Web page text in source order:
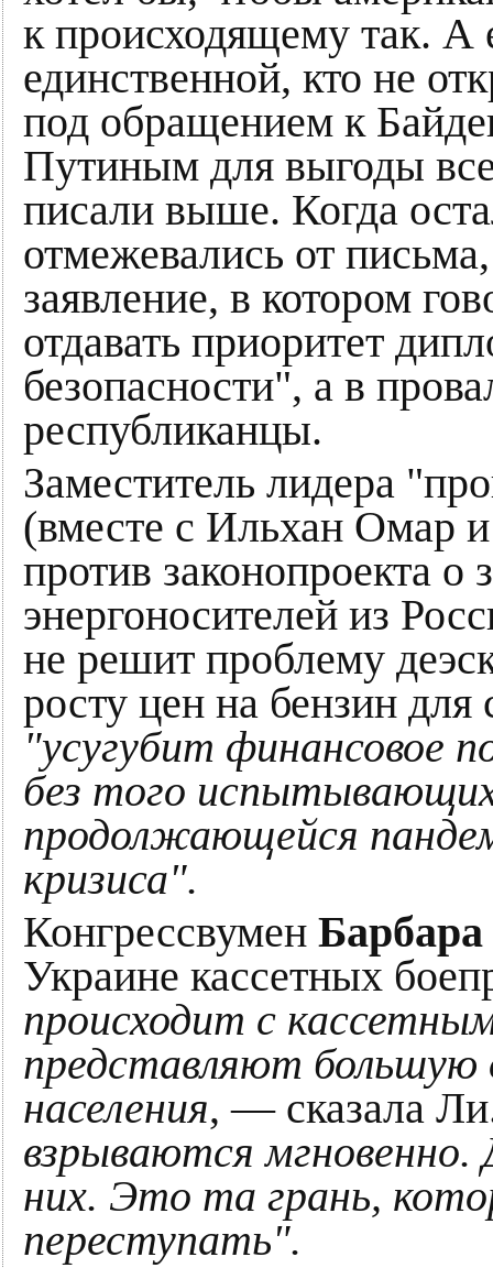
к происходящему так.
единственной, кто не
под обращением к
Путиным для выгоды
писали выше. Когда
отмежевались от
заявление, в котором
отдавать приоритет
безопасности", а в
республиканцы.
Заместитель лидера
(вместе с Ильхан Омар
против законопроекта о
энергоносителей из
не решит проблему
росту цен на бензин
"усугубит финансовое
без того
продолжающейся
кризиса".
Конгрессвумен
Украине кассетных
происходит с
представляют большую
населения, — сказала
взрываются
них. Это та грань,
переступать".